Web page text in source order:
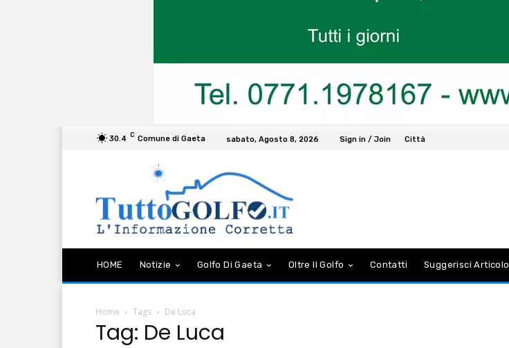
30.4 C Comune di Gaeta sabato, Agosto 8, 2026 Sign in / Join Città
HOME Notizie Golfo Di Gaeta Oltre Il Golfo Contatti Suggerisci Articolo
Home Tags De Luca
Tag: De Luca